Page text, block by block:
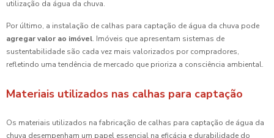
utilização da água da chuva.
Por último, a instalação de calhas para captação de água da chuva pode
agregar valor ao imóvel. Imóveis que apresentam sistemas de
sustentabilidade são cada vez mais valorizados por compradores,
refletindo uma tendência de mercado que prioriza a consciência ambiental.
Materiais utilizados nas calhas para captação
Os materiais utilizados na fabricação de calhas para captação de água da
chuva desempenham um papel essencial na eficácia e durabilidade do